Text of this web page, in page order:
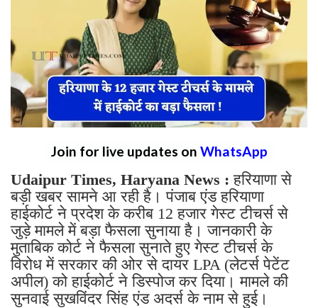
Join for live updates on WhatsApp
Udaipur Times, Haryana News :हरियाणा से
बड़ी खबर सामने आ रही है। पंजाब एंड हरियाणा
हाईकोर्ट ने प्रदेश के करीब 12 हजार गेस्ट टीचर्स से
जुड़े मामले में बड़ा फैसला सुनाया है। जानकारी के
मुताबिक कोर्ट ने फैसला सुनाते हुए गेस्ट टीचर्स के
विरोध में सरकार की ओर से दायर LPA (लेटर्स पेटेंट
अपील) को हाईकोर्ट ने डिस्पोज कर दिया। मामले की
सुनवाई सुखविंदर सिंह एंड अदर्स के नाम से हुई।